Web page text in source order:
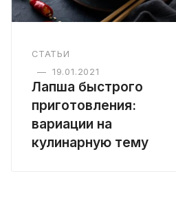
СТАТЬИ
— 19.01.2021
Лапша быстрого
приготовления:
вариации на
кулинарную тему